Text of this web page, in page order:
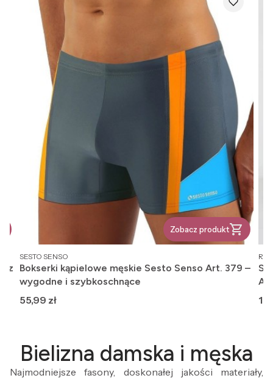
z
Zobacz produkt
PRODUCENT
SESTO SENSO
Bokserki kąpielowe męskie Sesto Senso Art. 379 –
wygodne i szybkoschnące
Cena
55,99 zł
Bielizna damska i męska
Najmodniejsze fasony, doskonałej jakości materiały,